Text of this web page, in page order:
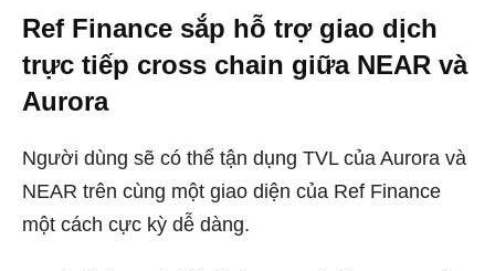
Ref Finance sắp hỗ trợ giao dịch
trực tiếp cross chain giữa NEAR và
Aurora
Người dùng sẽ có thể tận dụng TVL của Aurora và
NEAR trên cùng một giao diện của Ref Finance
một cách cực kỳ dễ dàng.